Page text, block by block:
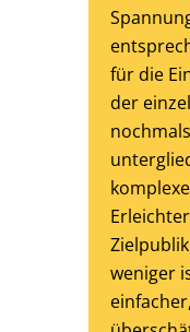
für die
der
weniger